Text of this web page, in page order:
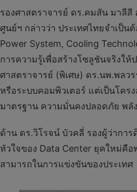
รองศาสตราจารย์ ดร.คมสัน มาลี
ศูนย์ฯ กล่าวว่า ประเทศไทยจำเป็น
Power System, Cooling
การความรู้เพื่อสร้างโซลูชันจริงใ
ศาสตราจารย์ (พิเศษ) ดร.นพ.พลว
หรือระบบคอมพิวเตอร์ แต่เป็นโคร
มาตรฐาน ความมั่นคงปลอดภัย พลั
ด้าน ดร.วิโรจน์ บัวคลี่ รองผู้ว่ากา
หัวใจของ Data Center ยุคใหม่คื
สามารถในการแข่งขันของประเทศ